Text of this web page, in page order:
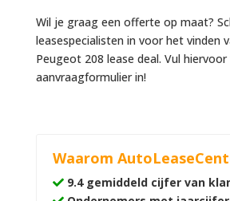
Wil je graag een offerte op maat?
leasespecialisten in voor het vinden
Peugeot 208 lease deal. Vul
aanvraagformulier in!
Waarom
9.4 gemiddeld cijfer van